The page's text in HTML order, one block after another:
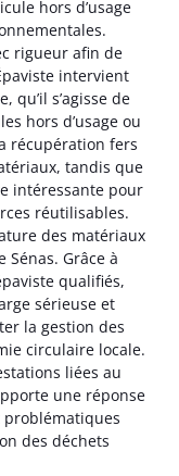
hors d’usage
rigueur afin de
intervient
s’agisse de
hors d’usage ou
récupération fers
tandis que
intéressante pour
réutilisables.
des matériaux
Grâce à
qualifiés,
sérieuse et
la gestion des
circulaire locale.
liées au
une réponse
problématiques
des déchets